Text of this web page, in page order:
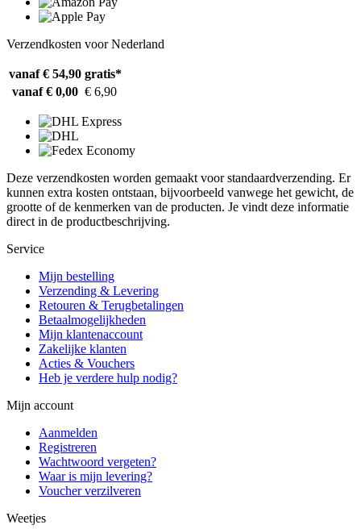
Verzendkosten voor Nederland
vanaf € 54,90 gratis*
vanaf € 0,00 € 6,90
Deze verzendkosten worden gemaakt voor standaardverzending. Er
kunnen extra kosten ontstaan, bijvoorbeeld vanwege het gewicht, de
grootte of de kenmerken van de producten. Je vindt deze informatie
direct in de productbeschrijving.
Service
Mijn bestelling
Verzending & Levering
Retouren & Terugbetalingen
Betaalmogelijkheden
Mijn klantenaccount
Zakelijke klanten
Acties & Vouchers
Heb je verdere hulp nodig?
Mijn account
Aanmelden
Registreren
Wachtwoord vergeten?
Waar is mijn levering?
Voucher verzilveren
Weetjes